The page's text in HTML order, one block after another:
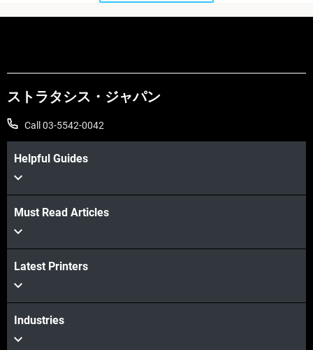
ストラタシス・ジャパン
Call 03-5542-0042
Helpful Guides
Must Read Articles
Latest Printers
Industries